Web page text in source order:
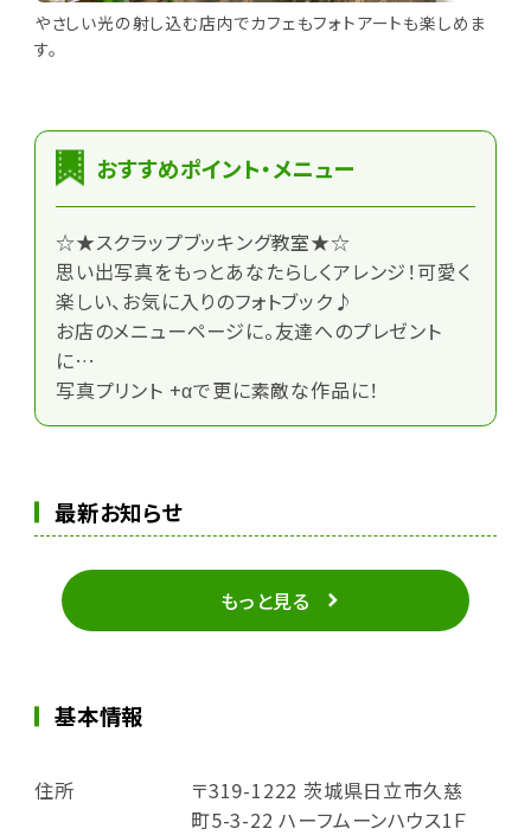
やさしい光の射し込む店内でカフェもフォトアートも楽しめま
す。
おすすめポイント・メニュー
☆★スクラップブッキング教室★☆
思い出写真をもっとあなたらしくアレンジ！可愛く
楽しい、お気に入りのフォトブック♪
お店のメニューページに。友達へのプレゼント
に…
写真プリント +αで更に素敵な作品に！
最新お知らせ
もっと見る
基本情報
住所
〒319-1222 茨城県日立市久慈
町5-3-22 ハーフムーンハウス1Ｆ